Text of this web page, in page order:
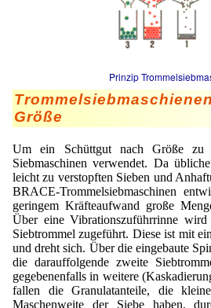
Druckhärtemessung
Geschmacksmaskierung
Katalysatorträger
Keramiken
Keramische Hohlkugeln
Kosmetik
Metalle
Pharmazeutika
Polymere
Ultra spherical granulation
Ultra spherical granulation
Des microbilles de
Runde Sache
Probiotics Encapsulation
Powering Green Chemistry
Microcapsules
Kontaktformular
Angebotsanfrage
Anfahrt
Bestätigungsseite Anfrage
Mitgliederseiten
Neu Registrieren
Zusatzinformationen
Passwort vergessen
Login
Neu Registrieren
Prinzip
Größe
Um ein Schüttgut nach Größe zu
Siebmaschinen verwendet. Da
leicht zu verstopften Sieben und
BRACE-Trommelsiebmaschinen
geringem Kräfteaufwand große
Über eine Vibrationszuführrinne wird
Siebtrommel zugeführt. Diese ist mit
und dreht sich. Über die eingebaute
die darauffolgende zweite
gegebenenfalls in weitere
fallen die Granulatanteile, die
Maschenweite der Siebe haben,